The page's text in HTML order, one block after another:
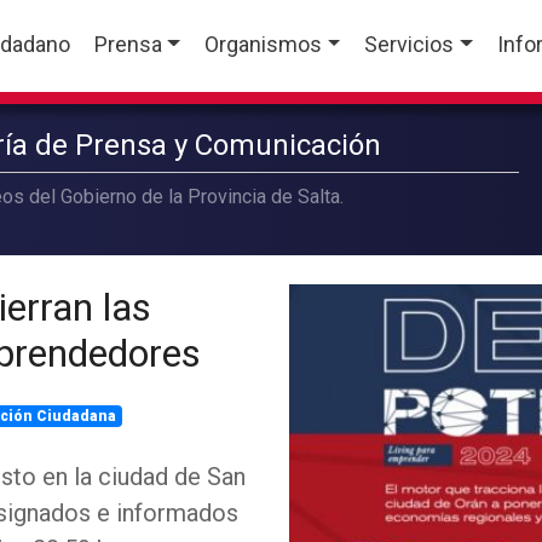
Prensa Organismos Servicios
de Prensa y Comunicación
del Gobierno de la Provincia de Salta.
las
Ciudadana
en la ciudad de San
e informados